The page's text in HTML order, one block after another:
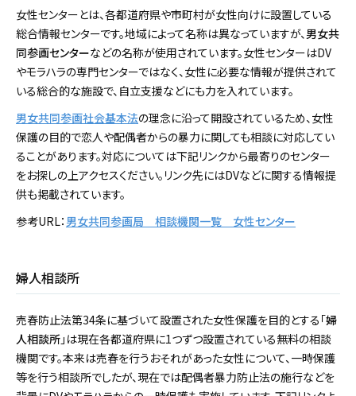
女性センターとは、各都道府県や市町村が女性向けに設置している
総合情報センターです。地域によって名称は異なっていますが、男女共
同参画センターなどの名称が使用されています。女性センターはDV
やモラハラの専門センターではなく、女性に必要な情報が提供されて
いる総合的な施設で、自立支援などにも力を入れています。
男女共同参画社会基本法の理念に沿って開設されているため、女性
保護の目的で恋人や配偶者からの暴力に関しても相談に対応してい
ることがあります。対応については下記リンクから最寄りのセンター
をお探しの上アクセスください。リンク先にはDVなどに関する情報提
供も掲載されています。
参考URL： 男女共同参画局 相談機関一覧 女性センター
婦人相談所
売春防止法第34条に基づいて設置された女性保護を目的とする「婦
人相談所 」は現在各都道府県に1つずつ設置されている無料の相談
機関です。本来は売春を行うおそれがあった女性について、一時保護
等を行う相談所でしたが、現在では配偶者暴力防止法の施行などを